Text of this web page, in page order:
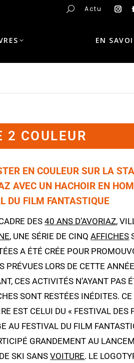
Actu
EN
COULEUR
EN COULEUR SUR LA
AVEC UN HACHOIR EN
DU FILM FANTASTIQUE
DES40 ANS D’AVORIAZ,
, UNE SÉRIE DE CINQAFFICHES
A ÉTÉ CRÉE POUR
PRÉVUES LORS DE CETTE
CES ACTIVITÉS N’AYANT PAS
SONT RESTÉES INÉDITES. CE
EST CELUI DU « FESTIVAL DES
AU FESTIVAL DU FILM
GRANDEMENT AU
SKI SANSVOITURE. LE